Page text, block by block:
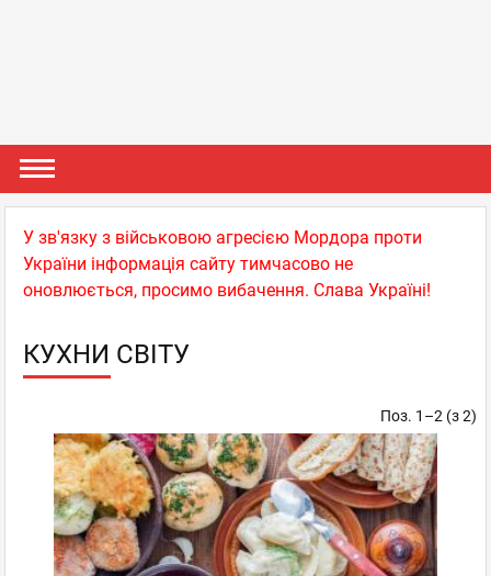
У зв'язку з військовою агресією Мордора проти
України інформація сайту тимчасово не
оновлюється, просимо вибачення. Слава Україні!
КУХНИ СВІТУ
Поз. 1–2 (з 2)